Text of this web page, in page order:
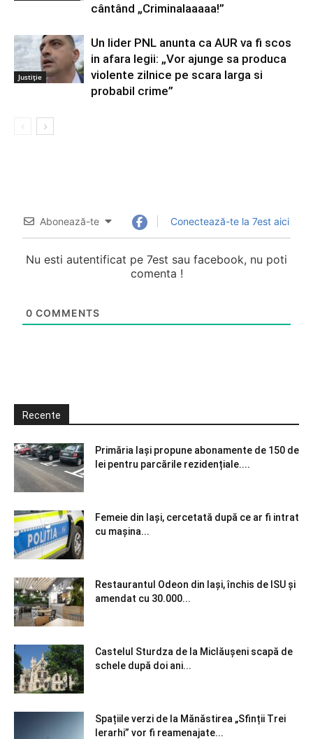
cântând „Criminalaaaaa!”
Justiție
Un lider PNL anunta ca AUR va fi scos
in afara legii: „Vor ajunge sa produca
violente zilnice pe scara larga si
probabil crime”
Abonează-te Conectează-te la 7est aici
Nu esti autentificat pe 7est sau facebook, nu poti
comenta !
0 COMMENTS
Recente
Primăria Iași propune abonamente de 150 de
lei pentru parcările rezidențiale....
Femeie din Iași, cercetată după ce ar fi intrat
cu mașina...
Restaurantul Odeon din Iași, închis de ISU și
amendat cu 30.000...
Castelul Sturdza de la Miclăușeni scapă de
schele după doi ani...
Spațiile verzi de la Mănăstirea „Sfinții Trei
Ierarhi” vor fi reamenajate...